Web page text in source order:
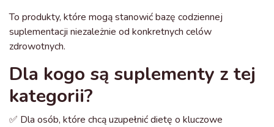
To produkty, które mogą stanowić bazę codziennej
suplementacji niezależnie od konkretnych celów
zdrowotnych.
Dla kogo są suplementy z tej
kategorii?
✅ Dla osób, które chcą uzupełnić dietę o kluczowe